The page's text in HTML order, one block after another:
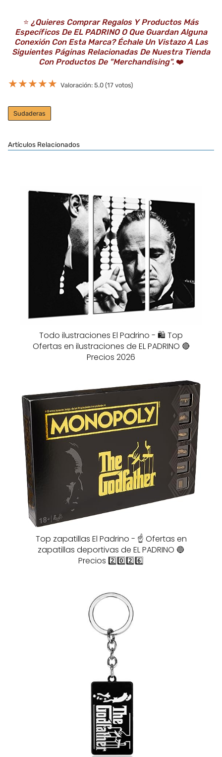
⭐️ ¿Quieres Comprar Regalos Y Productos Más
Específicos De EL PADRINO O Que Guardan Alguna
Conexión Con Esta Marca? Échale Un Vistazo A Las
Siguientes Páginas Relacionadas De Nuestra Tienda
Con Productos De "Merchandising".❤️
★★★★★ Valoración: 5.0 (17 votos)
Sudaderas
Artículos Relacionados
Todo ilustraciones El Padrino - 🛍️ Top
Ofertas en ilustraciones de EL PADRINO 🔴
Precios 2026
Top zapatillas El Padrino - ☝️ Ofertas en
zapatillas deportivas de EL PADRINO 🔵
Precios 2️⃣0️⃣2️⃣6️⃣